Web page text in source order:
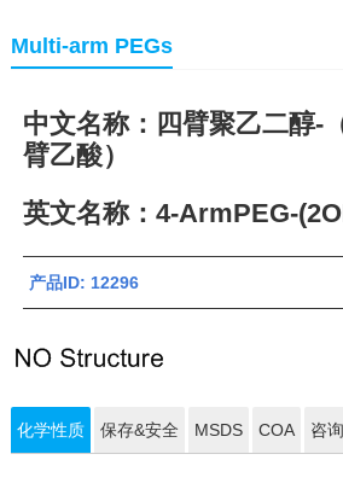
Multi-arm PEGs
中文名称：四臂聚乙二醇-
臂乙酸）
英文名称：4-ArmPEG-
产品ID: 12296
化学性质 保存&安全 MSDS COA 咨